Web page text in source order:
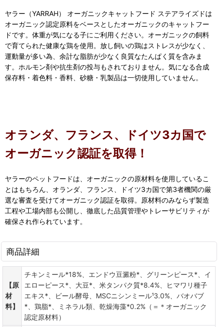
ヤラー（YARRAH） オーガニックキャットフード ステアライズドは
オーガニック認定原料をベースとしたオーガニックのキャットフー
ドです。体重が気になる子にご利用ください。オーガニックの飼料
で育てられた健康な鶏を使用。放し飼いの鶏はストレスが少なく、
運動量が多い為、余計な脂肪が少なく良質なたんぱく質を含みま
す。ホルモン剤や抗生剤の投与もされておりません。気になる合成
保存料・着色料・香料、砂糖・乳製品は一切使用していません。
オランダ、フランス、ドイツ3カ国で
オーガニック認証を取得！
ヤラーのペットフードは、オーガニックの原材料を使用しているこ
とはもちろん、オランダ、フランス、ドイツ3カ国で第3者機関の厳
選な審査を受けてオーガニック認証を取得。原材料のみならず製造
工程や工場内部も公開し、徹底した品質管理やトレーサビリティが
確保され作られています。
商品詳細
【原
材
料】
チキンミール*18%、エンドウ豆澱粉*、グリーンピース*、イ
エローピース*、大豆*、米タンパク質*8.4%、ヒマワリ種子
エキス*、ビール酵母、MSCニシンミール¹3.0%、バオバブ
*、鶏脂*、ミネラル類、乾燥海藻*0.2%（＝＊オーガニック
認定原材料）